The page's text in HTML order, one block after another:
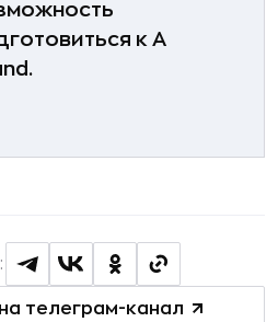
к A
телеграм-канал